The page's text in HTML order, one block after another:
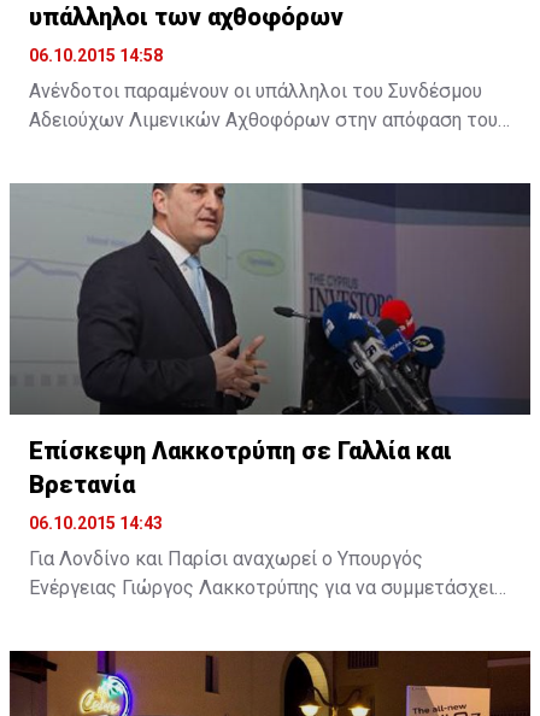
υπάλληλοι των αχθοφόρων
06.10.2015 14:58
Ανένδοτοι παραμένουν οι υπάλληλοι του Συνδέσμου
Αδειούχων Λιμενικών Αχθοφόρων στην απόφαση τους
άμεση καταβολή της αποζημίωσης που συμφωνήθηκε,
στο πλαίσιο της εμπορικοποίησης των υπηρεσιών του
λιμανιού.
Επίσκεψη Λακκοτρύπη σε Γαλλία και
Βρετανία
06.10.2015 14:43
Για Λονδίνο και Παρίσι αναχωρεί ο Υπουργός
Ενέργειας Γιώργος Λακκοτρύπης για να συμμετάσχει
επενδύσεων στην Κύπρο, ενώ θα έχει επαφές και με
εκπροσώπους ενεργειακών κολοσσών.